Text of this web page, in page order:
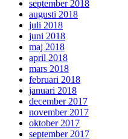
september 2018
augusti 2018
juli 2018
juni 2018
maj 2018
april 2018
mars 2018
februari 2018
januari 2018
december 2017
november 2017
oktober 2017
september 2017